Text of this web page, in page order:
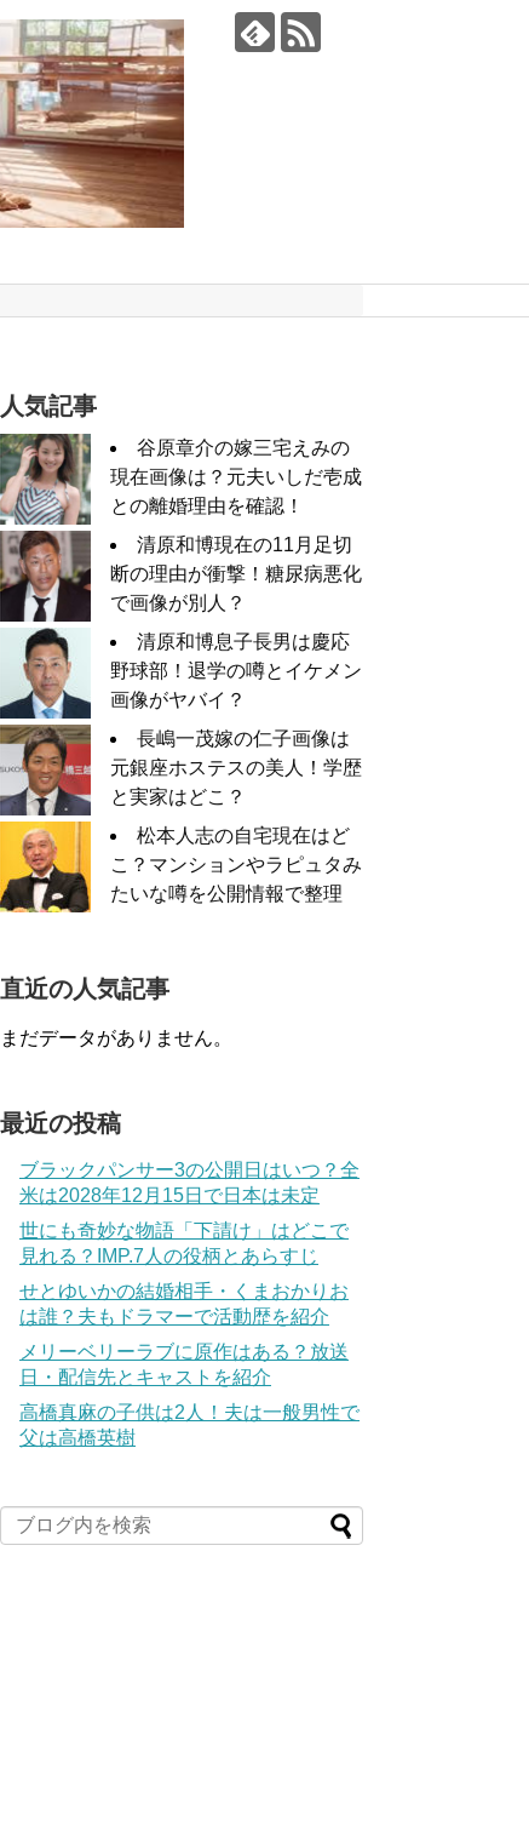
人気記事
谷原章介の嫁三宅えみの
現在画像は？元夫いしだ壱成
との離婚理由を確認！
清原和博現在の11月足切
断の理由が衝撃！糖尿病悪化
で画像が別人？
清原和博息子長男は慶応
野球部！退学の噂とイケメン
画像がヤバイ？
長嶋一茂嫁の仁子画像は
元銀座ホステスの美人！学歴
と実家はどこ？
松本人志の自宅現在はど
こ？マンションやラピュタみ
たいな噂を公開情報で整理
直近の人気記事
まだデータがありません。
最近の投稿
ブラックパンサー3の公開日はいつ？全
米は2028年12月15日で日本は未定
世にも奇妙な物語「下請け」はどこで
見れる？IMP.7人の役柄とあらすじ
せとゆいかの結婚相手・くまおかりお
は誰？夫もドラマーで活動歴を紹介
メリーベリーラブに原作はある？放送
日・配信先とキャストを紹介
高橋真麻の子供は2人！夫は一般男性で
父は高橋英樹